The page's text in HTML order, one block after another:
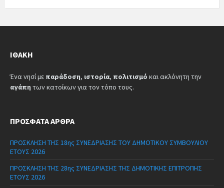
ΙΘΆΚΗ
Ένα νησί με παράδοση, ιστορία, πολιτισμό και ακλόνητη την
αγάπη των κατοίκων για τον τόπο τους.
ΠΡΌΣΦΑΤΑ ΆΡΘΡΑ
ΠΡΟΣΚΛΗΣΗ ΤΗΣ 18ης ΣΥΝΕΔΡΙΑΣΗΣ ΤΟΥ ΔΗΜΟΤΙΚΟΥ ΣΥΜΒΟΥΛΙΟΥ
ΕΤΟΥΣ 2026
ΠΡΟΣΚΛΗΣΗ ΤΗΣ 28ης ΣΥΝΕΔΡΙΑΣΗΣ ΤΗΣ ΔΗΜΟΤΙΚΗΣ ΕΠΙΤΡΟΠΗΣ
ΕΤΟΥΣ 2026